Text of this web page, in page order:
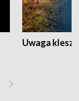
Uwaga